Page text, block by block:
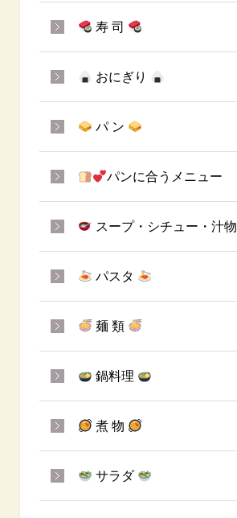
寿 司
おにぎり
パ ン
パンに合うメニュー
スープ・シチュー・汁物
パスタ
麺 類
鍋料理
煮 物
サラダ